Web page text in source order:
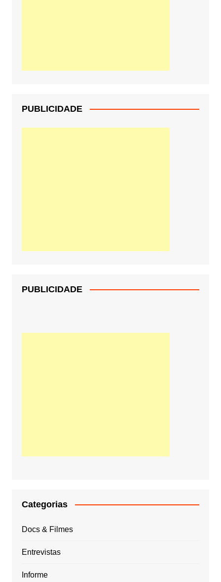
PUBLICIDADE
PUBLICIDADE
Categorias
Docs & Filmes
Entrevistas
Informe